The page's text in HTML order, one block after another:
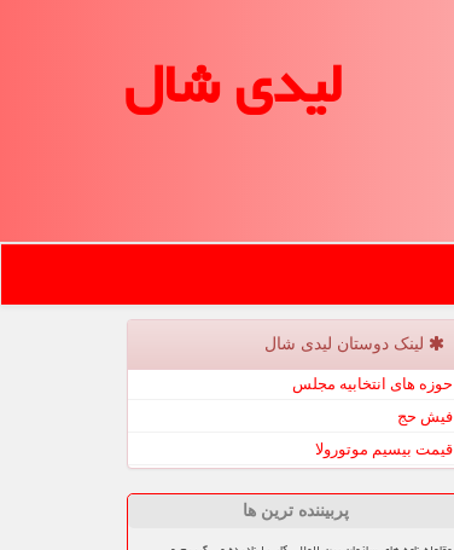
لیدی شال
لینک دوستان لیدی شال
حوزه های انتخابیه مجلس
فیش حج
قیمت بیسیم موتورولا
پربیننده ترین ها